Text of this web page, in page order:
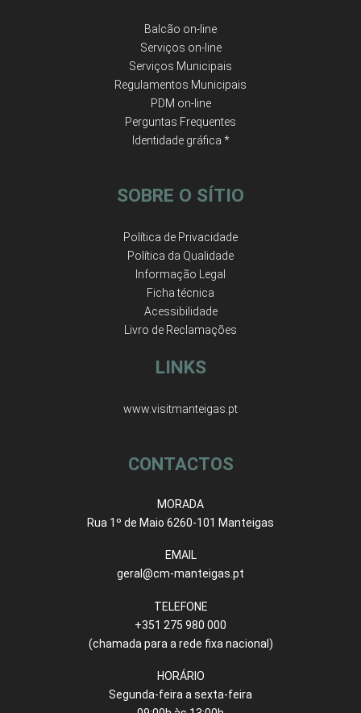
Balcão on-line
Serviços on-line
Serviços Municipais
Regulamentos Municipais
PDM on-line
Perguntas Frequentes
Identidade gráfica *
SOBRE O SÍTIO
Política de Privacidade
Política da Qualidade
Informação Legal
Ficha técnica
Acessibilidade
Livro de Reclamações
LINKS
www.visitmanteigas.pt
CONTACTOS
MORADA
Rua 1º de Maio 6260-101 Manteigas
EMAIL
geral@cm-manteigas.pt
TELEFONE
+351 275 980 000
(chamada para a rede fixa nacional)
HORÁRIO
Segunda-feira a sexta-feira